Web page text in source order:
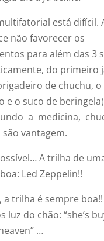
está difícil.
não favorecer os
para além das 3
do primeiro
de chuchu,
e o suco de
a medicina,
vantagem.
A trilha de
Led Zeppelin!!
a trilha é sempre
luz do chão: “she’s
…